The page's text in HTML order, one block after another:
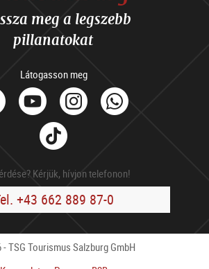
meg a legszebb
pillanatokat
Látogasson meg
facebook
YoutubeInstagram
Tik
Tok
Kérjük, hívjon telefonon!
+43 662 889 87-0
TSG Tourismus Salzburg GmbH